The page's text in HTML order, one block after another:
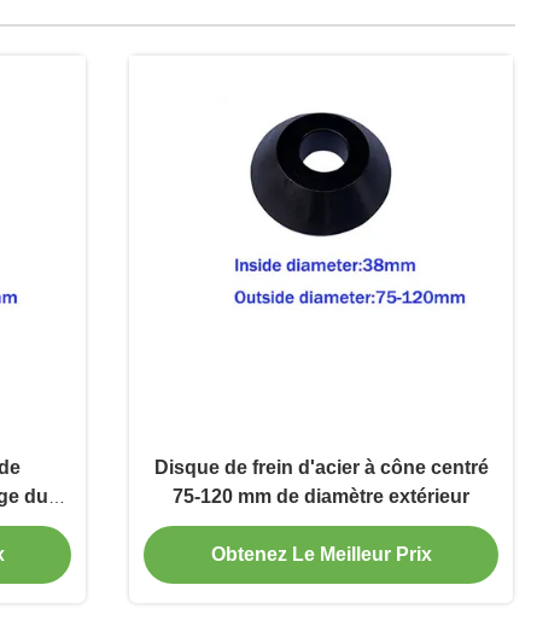
du
de
Disque de frein d'acier à cône centré
75-120 mm de diamètre extérieur
Obtenez Le Meilleur Prix